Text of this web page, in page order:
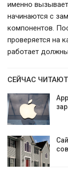
именно
начинаются с
компонентов.
проверяется на
работает
СЕЙЧАС ЧИТАЮТ